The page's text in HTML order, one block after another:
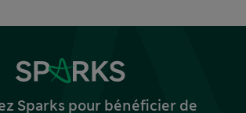
Sparks pour bénéficier de